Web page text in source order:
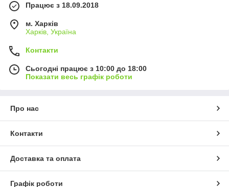
Працює з 18.09.2018
м. Харків
Харків, Україна
Контакти
Сьогодні працює з 10:00 до 18:00
Показати весь графік роботи
Про нас
Контакти
Доставка та оплата
Графік роботи